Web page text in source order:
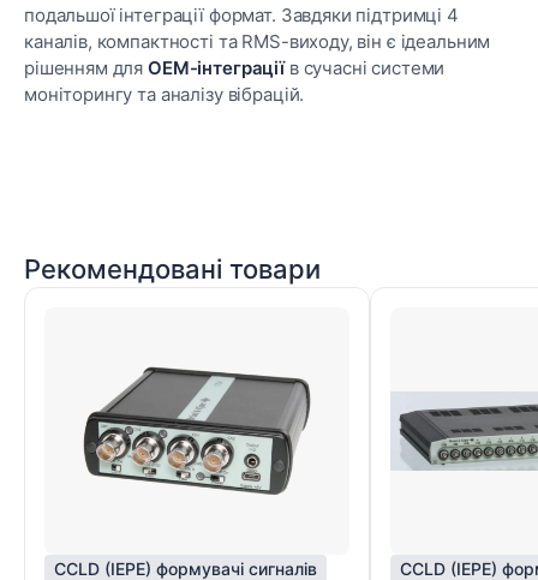
подальшої інтеграції формат. Завдяки підтримці 4
каналів, компактності та RMS-виходу, він є ідеальним
рішенням дляOEM-інтеграціїв сучасні системи
моніторингу та аналізу вібрацій.
Рекомендовані товари
CCLD (IEPE) формувачі сигналів CCLD (IEPE)